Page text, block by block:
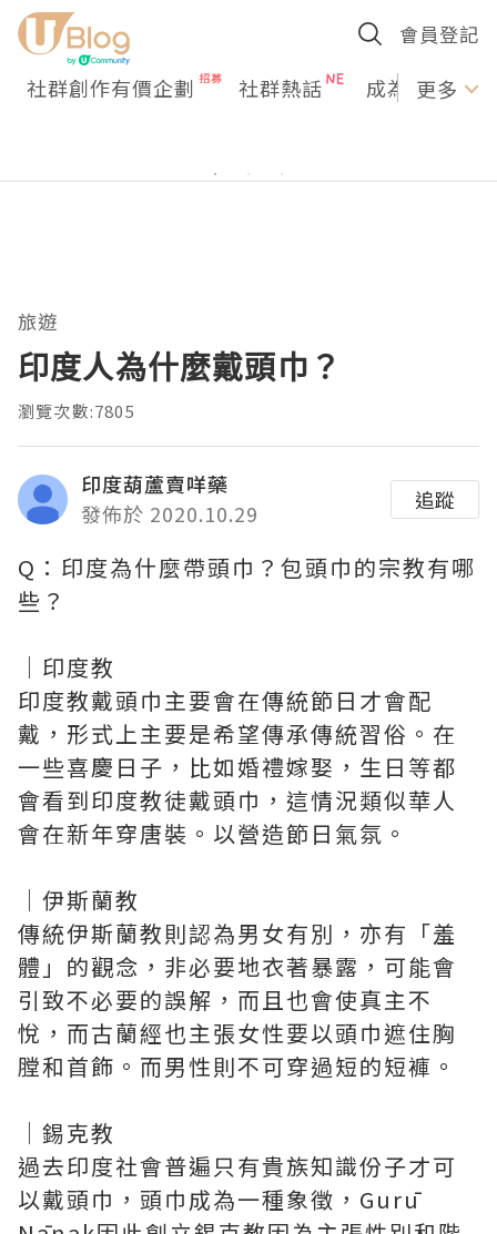
會員登記
社群創作有價企劃 社群熱話 成為U更多
旅遊
印度人為什麼戴頭巾？
瀏覽次數:7805
印度葫蘆賣咩藥
發佈於 2020.10.29
追蹤
Q：印度為什麼帶頭巾？包頭巾的宗教有哪
些？
｜印度教
印度教戴頭巾主要會在傳統節日才會配
戴，形式上主要是希望傳承傳統習俗。在
一些喜慶日子，比如婚禮嫁娶，生日等都
會看到印度教徒戴頭巾，這情況類似華人
會在新年穿唐裝。以營造節日氣氛。
｜伊斯蘭教
傳統伊斯蘭教則認為男女有別，亦有「羞
體」的觀念，非必要地衣著暴露，可能會
引致不必要的誤解，而且也會使真主不
悅，而古蘭經也主張女性要以頭巾遮住胸
膛和首飾。而男性則不可穿過短的短褲。
｜錫克教
過去印度社會普遍只有貴族知識份子才可
以戴頭巾，頭巾成為一種象徵，Gurū